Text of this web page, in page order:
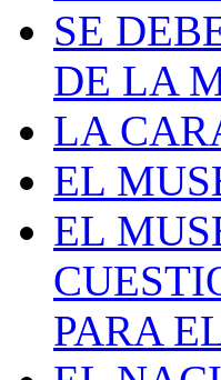
SE
DE LA
LA
EL
EL
PARA